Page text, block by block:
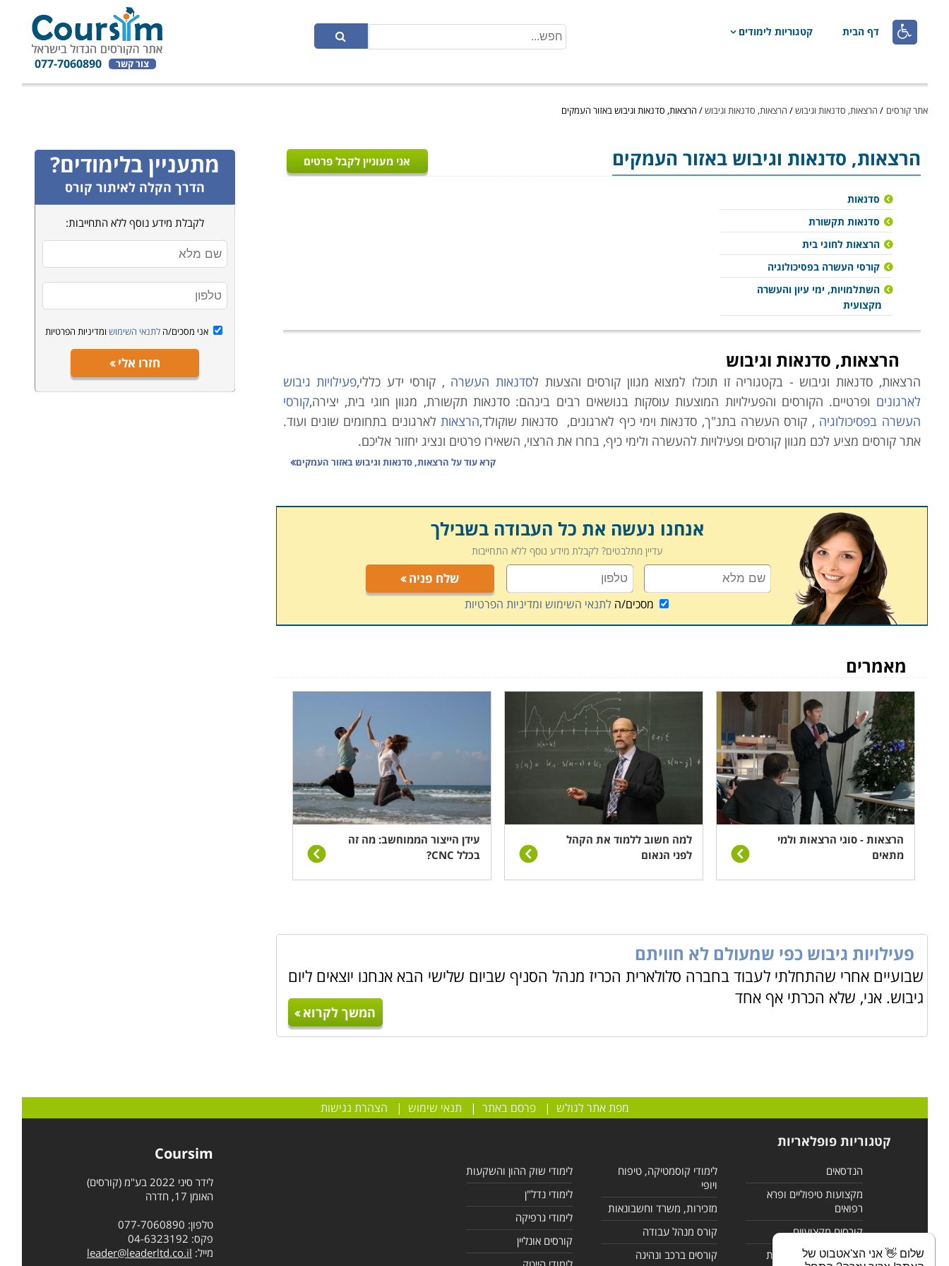
 דף הבית קטגוריות לימודים
צור קשר 077-7060890
אתר קורסים / הרצאות, סדנאות וגיבוש/ הרצאות, סדנאות וגיבוש/ הרצאות, סדנאות וגיבוש באזור העמקים
הרצאות, סדנאות וגיבושבאזור העמקים אני מעוניין לקבל פרטים
סדנאות
סדנאות תקשורת
הרצאות לחוגי בית
קורסי העשרה בפסיכולוגיה
השתלמויות, ימי עיון והעשרה
מקצועית
הרצאות, סדנאות וגיבוש
הרצאות, סדנאות וגיבוש - בקטגוריה זו תוכלו למצוא מגוון קורסים והצעות לסדנאות העשרה , קורסי ידע כללי,פעילויות גיבוש
לארגונים ופרטיים. הקורסים והפעילויות המוצעות עוסקות בנושאים רבים בינהם: סדנאות תקשורת, מגוון חוגי בית, יצירה,קורסי
העשרה בפסיכולוגיה , קורס העשרה בתנ"ך, סדנאות וימי כיף לארגונים, סדנאות שוקולד,הרצאות לארגונים בתחומים שונים ועוד.
אתר קורסים מציע לכם מגוון קורסים ופעילויות להעשרה ולימי כיף, בחרו את הרצוי, השאירו פרטים ונציג יחזור אליכם.
קרא עוד על הרצאות, סדנאות וגיבוש באזור העמקים
אנחנו נעשה את כל העבודה בשבילך
עדיין מתלבטים? לקבלת מידע נוסף ללא התחייבות
שלח פניה
מסכים/הלתנאי השימוש ומדיניות הפרטיות
מאמרים
הרצאות - סוגי הרצאות ולמי
מתאים
למה חשוב ללמוד את הקהל
לפני הנאום
עידן הייצור הממוחשב: מה זה
בכלל CNC?
פעילויות גיבוש כפי שמעולם לא חוויתם
שבועיים אחרי שהתחלתי לעבוד בחברה סלולארית הכריז מנהל הסניף שביום שלישי הבא אנחנו יוצאים ליום
גיבוש. אני, שלא הכרתי אף אחד
המשך לקרוא
מתעניין בלימודים?
הדרך הקלה לאיתור קורס
לקבלת מידע נוסף ללא התחייבות:
אני מסכים/הלתנאי השימוש ומדיניות הפרטיות
חזרו אלי
מפת אתר לגולש |פרסם באתר | תנאי שימוש | הצהרת נגישות
קטגוריות פופלאריות
הנדסאים
מקצועות טיפוליים ופרא
רפואים
קורסים מקצועיים
לימודי מחשבים ורשתות
לימודי קוסמטיקה, טיפוח
ויופי
מזכירות, משרד וחשבונאות
קורס מנהל עבודה
קורסים ברכב ונהיגה
לימודי שוק ההון והשקעות
לימודי נדל"ן
לימודי גרפיקה
קורסים אונליין
Coursim
לידר סיני 2022 בע"מ (קורסים)
האומן 17, חדרה
טלפון: 077-7060890
פקס: 04-6323192
מייל: leader@leaderltd.co.il
שלום 👋 אני הצ'אטבוט של